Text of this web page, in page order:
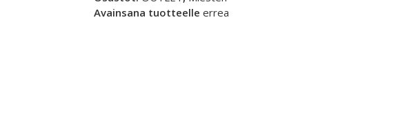
-
Avainsana tuotteelleerrea